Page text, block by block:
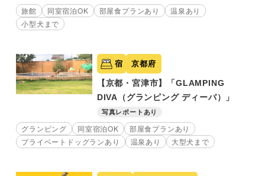
旅館 同室宿泊OK 部屋食プランあり
温泉あり
小型犬まで
宿 京都府
【京都・宮津市】「GLAMPING
DIVA（グランピング ディーバ）」
写真レポートあり
グランピング 同室宿泊OK
部屋食プランあり
プライベートドッグランあり
温泉あり 大型犬まで